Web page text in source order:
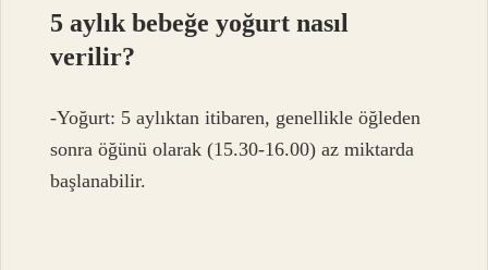
5 aylık bebeğe yoğurt nasıl
verilir?
-Yoğurt: 5 aylıktan itibaren, genellikle öğleden
sonra öğünü olarak (15.30-16.00) az miktarda
başlanabilir.